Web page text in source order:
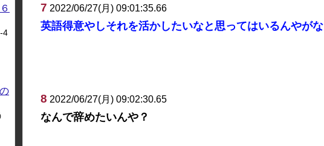
7 2022/06/27(月) 09:01:35.66
英語得意やしそれを活かしたいなと思ってはいるんやがな
8 2022/06/27(月) 09:02:30.65
なんで辞めたいんや？
4